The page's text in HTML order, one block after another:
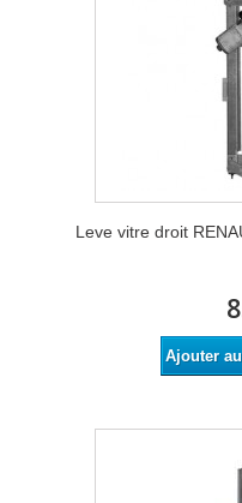
Leve vitre droit
Ajouter